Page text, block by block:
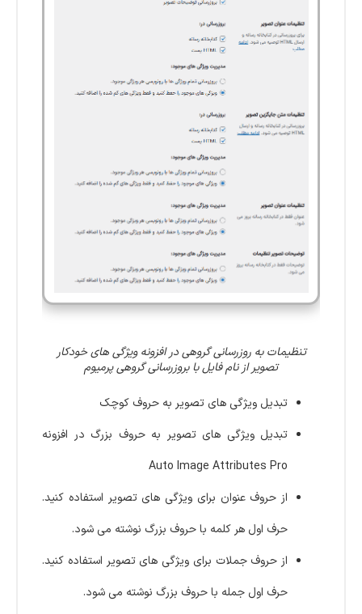
تنظیمات به روزرسانی گروهی در افزونه ویژگی های خودکار
تصویر از نام فایل با بروزرسانی گروهی پرمیوم
تبدیل ویژگی های تصویر به حروف کوچک
تبدیل ویژگی های تصویر به حروف بزرگ در افزونه
Auto Image Attributes Pro
از حروف عنوان برای ویژگی های تصویر استفاده کنید.
حرف اول هر کلمه با حروف بزرگ نوشته می شود.
از حروف جملات برای ویژگی های تصویر استفاده کنید.
حرف اول جمله با حروف بزرگ نوشته می شود.